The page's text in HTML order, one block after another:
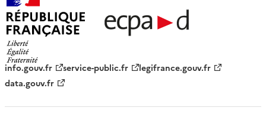
info.gouv.fr service-public.fr
legifrance.gouv.fr
data.gouv.fr